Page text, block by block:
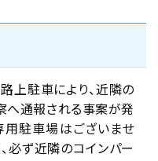
上駐車により、近隣の
へ通報される事案が発
用駐車場はございませ
必ず近隣のコインパー